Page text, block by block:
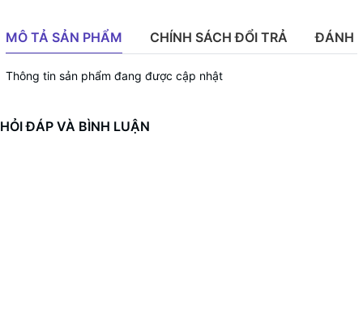
MÔ TẢ SẢN PHẨM CHÍNH SÁCH ĐỔI TRẢ ĐÁNH
Thông tin sản phẩm đang được cập nhật
HỎI ĐÁP VÀ BÌNH LUẬN